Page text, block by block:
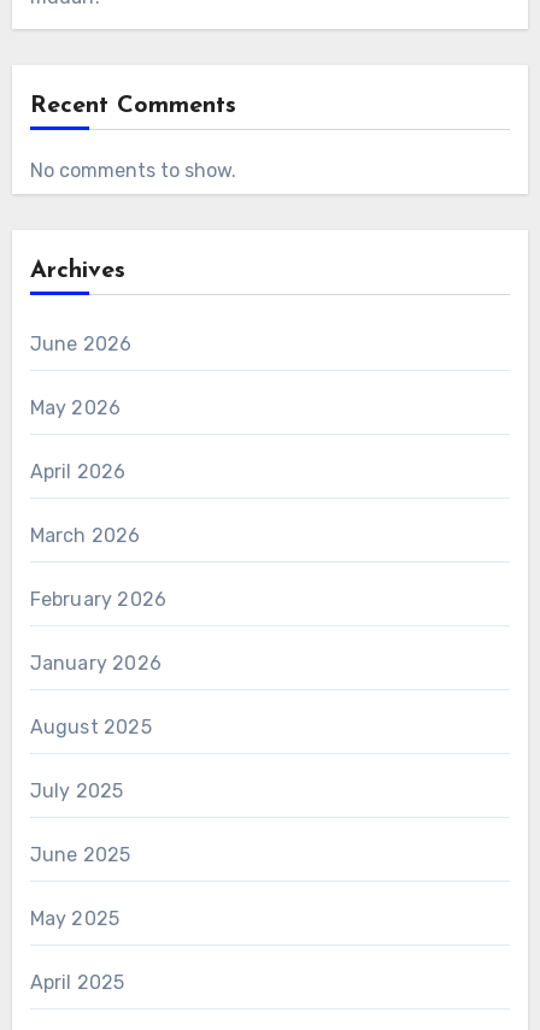
Recent Comments
No comments to show.
Archives
June 2026
May 2026
April 2026
March 2026
February 2026
January 2026
August 2025
July 2025
June 2025
May 2025
April 2025